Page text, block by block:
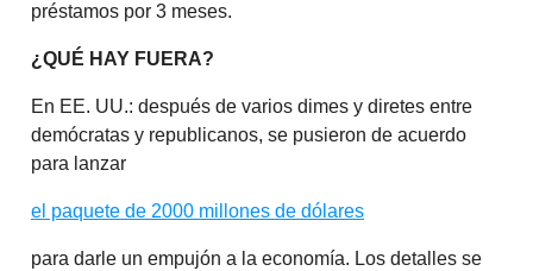
préstamos por 3 meses.
¿QUÉ HAY FUERA?
En EE. UU.: después de varios dimes y diretes entre
demócratas y republicanos, se pusieron de acuerdo
para lanzar
el paquete de 2000 millones de dólares
para darle un empujón a la economía. Los detalles se